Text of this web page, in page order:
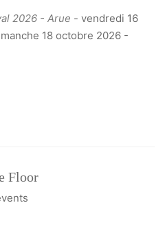
2026 - Arue - vendredi 16
18 octobre 2026 -
Floor